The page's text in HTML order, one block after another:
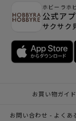
ホビーラホ
公式ア
サクサク
お買い物ガイド
お問い合わせ - よくあ